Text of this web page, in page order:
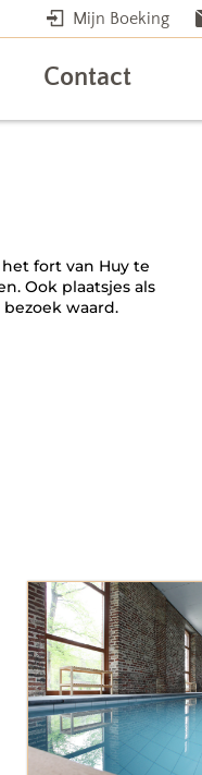
Mijn Boeking
Contact
fort van Huy te
Ook plaatsjes als
waard.